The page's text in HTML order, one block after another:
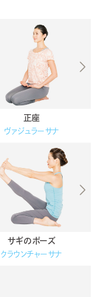
正座
ヴァジュラーサナ
サギのポーズ
クラウンチャーサナ